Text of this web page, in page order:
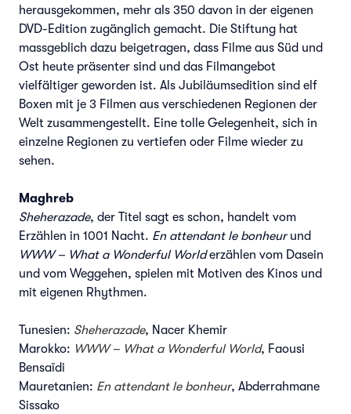
herausgekommen, mehr als 350 davon in der eigenen
DVD-Edition zugänglich gemacht. Die Stiftung hat
massgeblich dazu beigetragen, dass Filme aus Süd und
Ost heute präsenter sind und das Filmangebot
vielfältiger geworden ist. Als Jubiläumsedition sind elf
Boxen mit je 3 Filmen aus verschiedenen Regionen der
Welt zusammengestellt. Eine tolle Gelegenheit, sich in
einzelne Regionen zu vertiefen oder Filme wieder zu
sehen.
Maghreb
Sheherazade, der Titel sagt es schon, handelt vom
Erzählen in 1001 Nacht. En attendant le bonheurund
WWW – What a Wonderful Worlderzählen vom Dasein
und vom Weggehen, spielen mit Motiven des Kinos und
mit eigenen Rhythmen.
Tunesien: Sheherazade, Nacer Khemir
Marokko: WWW – What a Wonderful World, Faousi
Bensaïdi
Mauretanien: En attendant le bonheur, Abderrahmane
Sissako